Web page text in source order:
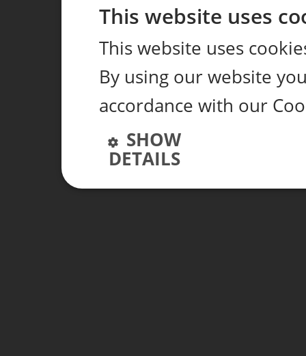
This website uses
This website uses
By using our website
accordance with our
SHOW
DETAILS